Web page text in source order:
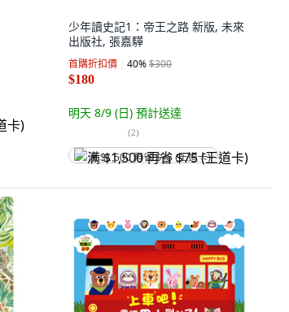
少年讀史記1：帝王之路 新版, 未來
出版社, 張嘉驊
首購折扣價 40%$300
$180
明天 8/9 (日) 預計送達
(2)
满 $1,500 再省 $75 (王道卡)